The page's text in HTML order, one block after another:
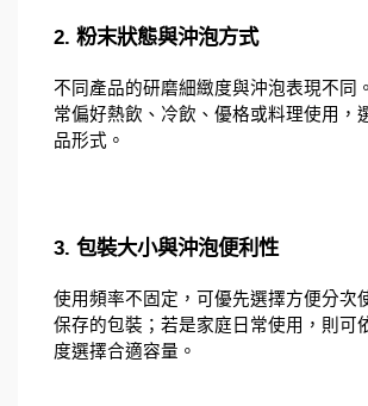
2. 粉末狀態與沖泡方式
不同產品的研磨細緻度與沖泡表現不同
常偏好熱飲、冷飲、優格或料理使用，
品形式。
3. 包裝大小與沖泡便利性
使用頻率不固定，可優先選擇方便分次
保存的包裝；若是家庭日常使用，則可
度選擇合適容量。